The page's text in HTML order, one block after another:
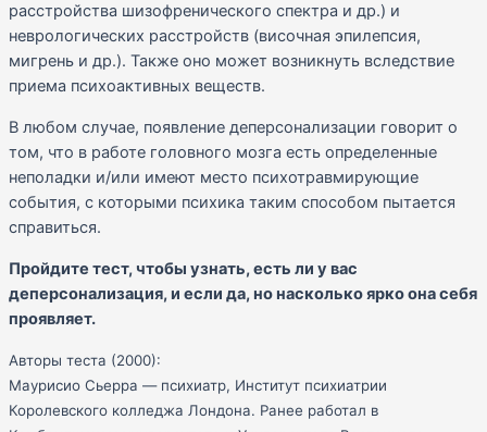
расстройства шизофренического спектра и др.) и
неврологических расстройств (височная эпилепсия,
мигрень и др.). Также оно может возникнуть вследствие
приема психоактивных веществ.
В любом случае, появление деперсонализации говорит о
том, что в работе головного мозга есть определенные
неполадки и/или имеют место психотравмирующие
события, с которыми психика таким способом пытается
справиться.
Пройдите тест, чтобы узнать, есть ли у вас
деперсонализация, и если да, но насколько ярко она себя
проявляет.
Авторы теста (2000):
Маурисио Сьерра — психиатр, Институт психиатрии
Королевского колледжа Лондона. Ранее работал в